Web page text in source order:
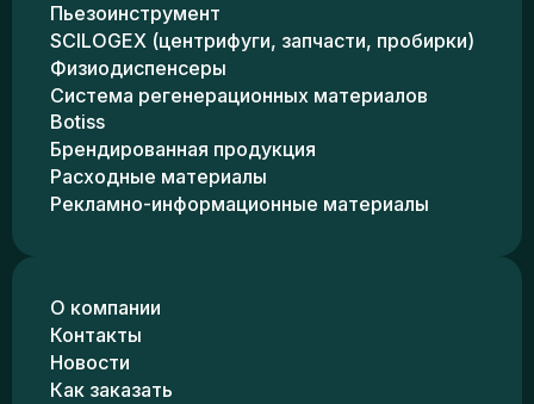
Пьезоинструмент
SCILOGEX (центрифуги, запчасти, пробирки)
Физиодиспенсеры
Система регенерационных материалов
Botiss
Брендированная продукция
Расходные материалы
Рекламно-информационные материалы
О компании
Контакты
Новости
Как заказать